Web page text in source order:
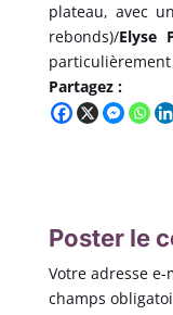
plateau, avec
rebonds)/Elyse
particulièrement
Partagez :
Poster le
Votre adresse
champs